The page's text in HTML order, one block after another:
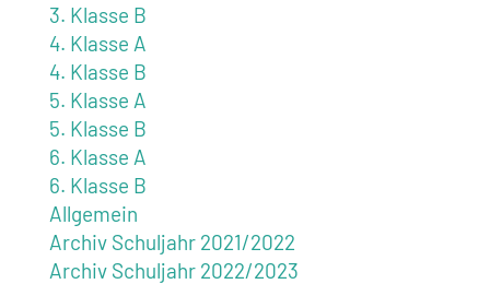
3. Klasse B
4. Klasse A
4. Klasse B
5. Klasse A
5. Klasse B
6. Klasse A
6. Klasse B
Allgemein
Archiv Schuljahr 2021/2022
Archiv Schuljahr 2022/2023